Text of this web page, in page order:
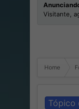
Visitante,
Home
Tópico